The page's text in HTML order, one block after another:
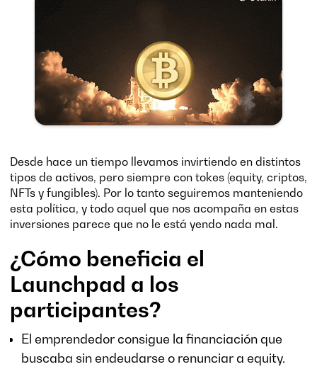
Desde hace un tiempo llevamos invirtiendo en distintos
tipos de activos, pero siempre con tokes (equity, criptos,
NFTs y fungibles). Por lo tanto seguiremos manteniendo
esta política, y todo aquel que nos acompaña en estas
inversiones parece que no le está yendo nada mal.
¿Cómo beneficia el
Launchpad a los
participantes?
El emprendedor consigue la financiación que
buscaba sin endeudarse o renunciar a equity.